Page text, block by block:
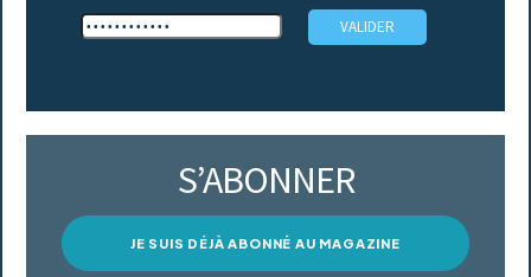
S’ABONNER
JE SUIS DÉJÀ ABONNÉ AU MAGAZINE